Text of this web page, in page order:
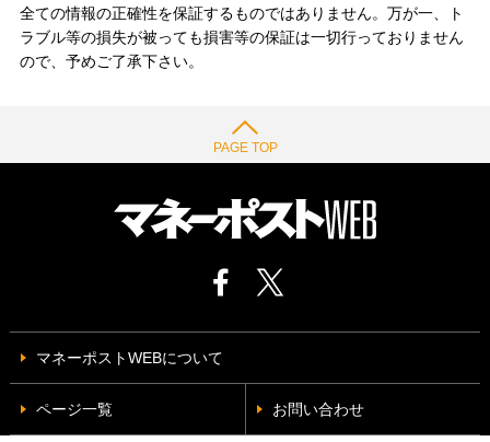
全ての情報の正確性を保証するものではありません。万が一、ト
ラブル等の損失が被っても損害等の保証は一切行っておりません
ので、予めご了承下さい。
PAGE TOP
マネーポストWEBについて
ページ一覧 お問い合わせ